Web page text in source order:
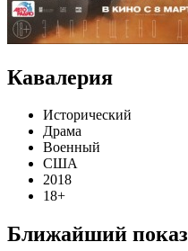
Кавалерия
Исторический
Драма
Военный
США
2018
18+
Ближайший показ